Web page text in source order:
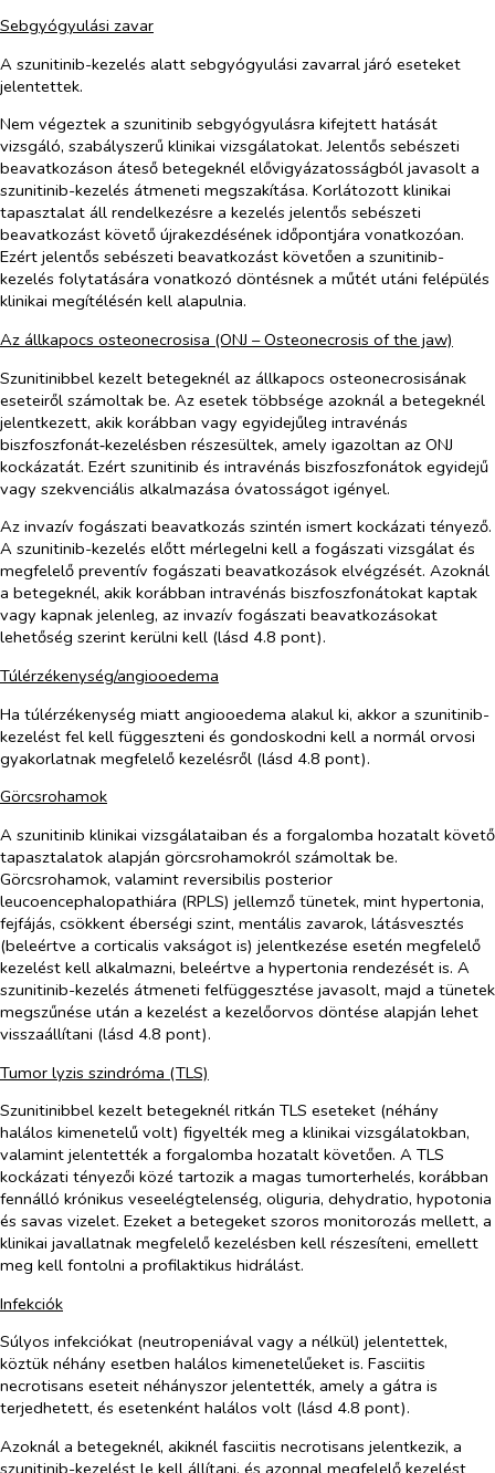
Sebgyógyulási zavar
A szunitinib-kezelés alatt sebgyógyulási zavarral járó eseteket
jelentettek.
Nem végeztek a szunitinib sebgyógyulásra kifejtett hatását
vizsgáló, szabályszerű klinikai vizsgálatokat. Jelentős sebészeti
beavatkozáson áteső betegeknél elővigyázatosságból javasolt a
szunitinib-kezelés átmeneti megszakítása. Korlátozott klinikai
tapasztalat áll rendelkezésre a kezelés jelentős sebészeti
beavatkozást követő újrakezdésének időpontjára vonatkozóan.
Ezért jelentős sebészeti beavatkozást követően a szunitinib-
kezelés folytatására vonatkozó döntésnek a műtét utáni felépülés
klinikai megítélésén kell alapulnia.
Az állkapocs osteonecrosisa (ONJ – Osteonecrosis of the jaw)
Szunitinibbel kezelt betegeknél az állkapocs osteonecrosisának
eseteiről számoltak be. Az esetek többsége azoknál a betegeknél
jelentkezett, akik korábban vagy egyidejűleg intravénás
biszfoszfonát‑kezelésben részesültek, amely igazoltan az ONJ
kockázatát. Ezért szunitinib és intravénás biszfoszfonátok egyidejű
vagy szekvenciális alkalmazása óvatosságot igényel.
Az invazív fogászati beavatkozás szintén ismert kockázati tényező.
A szunitinib-kezelés előtt mérlegelni kell a fogászati vizsgálat és
megfelelő preventív fogászati beavatkozások elvégzését. Azoknál
a betegeknél, akik korábban intravénás biszfoszfonátokat kaptak
vagy kapnak jelenleg, az invazív fogászati beavatkozásokat
lehetőség szerint kerülni kell (lásd 4.8 pont).
Túlérzékenység/angiooedema
Ha túlérzékenység miatt angiooedema alakul ki, akkor a szunitinib-
kezelést fel kell függeszteni és gondoskodni kell a normál orvosi
gyakorlatnak megfelelő kezelésről (lásd 4.8 pont).
Görcsrohamok
A szunitinib klinikai vizsgálataiban és a forgalomba hozatalt követő
tapasztalatok alapján görcsrohamokról számoltak be.
Görcsrohamok, valamint reversibilis posterior
leucoencephalopathiára (RPLS) jellemző tünetek, mint hypertonia,
fejfájás, csökkent éberségi szint, mentális zavarok, látásvesztés
(beleértve a corticalis vakságot is) jelentkezése esetén megfelelő
kezelést kell alkalmazni, beleértve a hypertonia rendezését is. A
szunitinib-kezelés átmeneti felfüggesztése javasolt, majd a tünetek
megszűnése után a kezelést a kezelőorvos döntése alapján lehet
visszaállítani (lásd 4.8 pont).
Tumor lyzis szindróma (TLS)
Szunitinibbel kezelt betegeknél ritkán TLS eseteket (néhány
halálos kimenetelű volt) figyelték meg a klinikai vizsgálatokban,
valamint jelentették a forgalomba hozatalt követően. A TLS
kockázati tényezői közé tartozik a magas tumorterhelés, korábban
fennálló krónikus veseelégtelenség, oliguria, dehydratio, hypotonia
és savas vizelet. Ezeket a betegeket szoros monitorozás mellett, a
klinikai javallatnak megfelelő kezelésben kell részesíteni, emellett
meg kell fontolni a profilaktikus hidrálást.
Infekciók
Súlyos infekciókat (neutropeniával vagy a nélkül) jelentettek,
köztük néhány esetben halálos kimenetelűeket is. Fasciitis
necrotisans eseteit néhányszor jelentették, amely a gátra is
terjedhetett, és esetenként halálos volt (lásd 4.8 pont).
Azoknál a betegeknél, akiknél fasciitis necrotisans jelentkezik, a